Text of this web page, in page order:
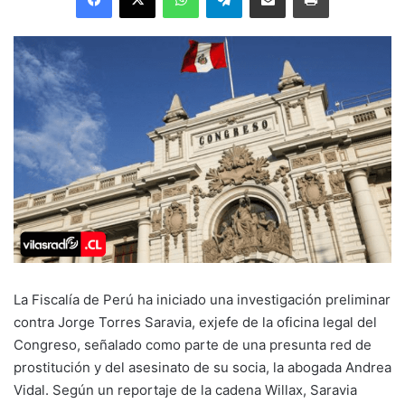
La Fiscalía de Perú ha iniciado una investigación preliminar
contra Jorge Torres Saravia, exjefe de la oficina legal del
Congreso, señalado como parte de una presunta red de
prostitución y del asesinato de su socia, la abogada Andrea
Vidal. Según un reportaje de la cadena Willax, Saravia